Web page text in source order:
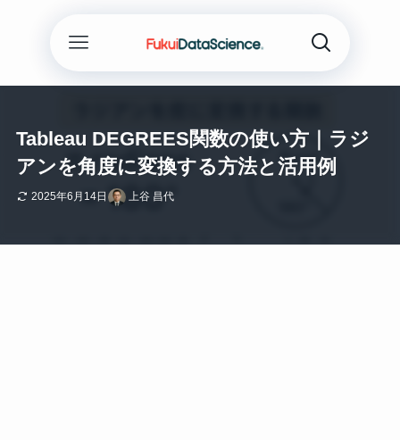
Tableau DEGREES関数の使い方｜ラジ
アンを角度に変換する方法と活用例
2025年6月14日 上谷 昌代